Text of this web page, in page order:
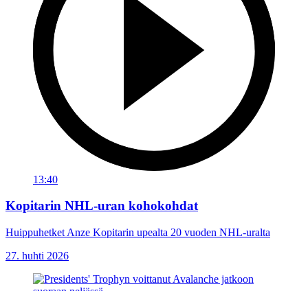
13:40
Kopitarin NHL-uran kohokohdat
Huippuhetket Anze Kopitarin upealta 20 vuoden NHL-uralta
27. huhti 2026